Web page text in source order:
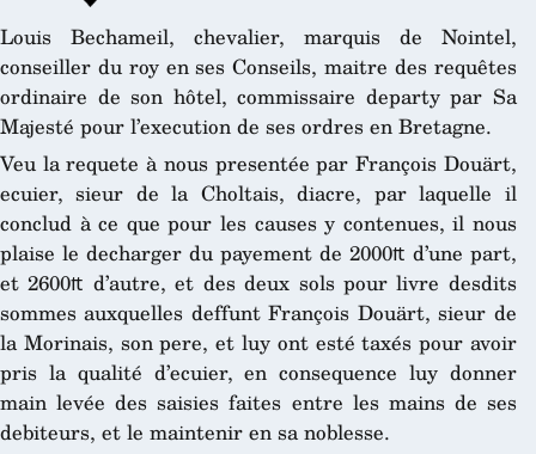
Louis Bechameil, chevalier, marquis de Nointel,
conseiller du roy en ses Conseils, maitre des requêtes
ordinaire de son hôtel, commissaire departy par Sa
Majesté pour l’execution de ses ordres en Bretagne.
Veu la requete à nous presentée par François Douärt,
ecuier, sieur de la Choltais, diacre, par laquelle il
conclud à ce que pour les causes y contenues, il nous
plaise le decharger du payement de 2000₶ d’une part,
et 2600₶ d’autre, et des deux sols pour livre desdits
sommes auxquelles deffunt François Douärt, sieur de
la Morinais, son pere, et luy ont esté taxés pour avoir
pris la qualité d’ecuier, en consequence luy donner
main levée des saisies faites entre les mains de ses
debiteurs, et le maintenir en sa noblesse.